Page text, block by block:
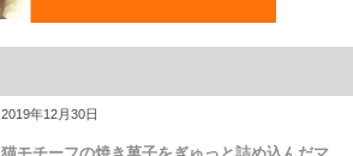
2019年12月30日